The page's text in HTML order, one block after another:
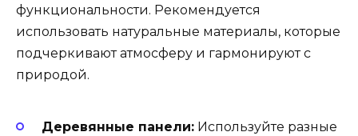
функциональности. Рекомендуется
использовать натуральные материалы, которые
подчеркивают атмосферу и гармонируют с
природой.
Деревянные панели: Используйте разные